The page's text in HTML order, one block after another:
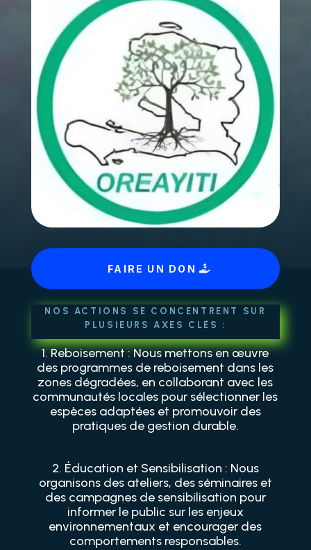
FAIRE UN DON
NOS ACTIONS SE CONCENTRENT SUR
PLUSIEURS AXES CLÉS :
1. Reboisement : Nous mettons en œuvre
des programmes de reboisement dans les
zones dégradées, en collaborant avec les
communautés locales pour sélectionner les
espèces adaptées et promouvoir des
pratiques de gestion durable.
2. Éducation et Sensibilisation : Nous
organisons des ateliers, des séminaires et
des campagnes de sensibilisation pour
informer le public sur les enjeux
environnementaux et encourager des
comportements responsables.